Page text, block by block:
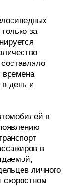
за
составляло
времена
в день и
в
в
личного
скоростном